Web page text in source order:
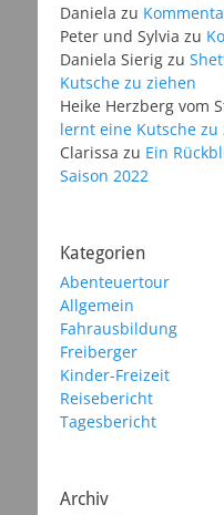
Daniela zu
Peter und Sylvia zu
Daniela Sierig zu
Kutsche zu ziehen
Heike Herzberg vom
lernt eine Kutsche zu
Clarissa zu Ein
Saison 2022
Kategorien
Abenteuertour
Allgemein
Fahrausbildung
Freiberger
Kinder-Freizeit
Reisebericht
Tagesbericht
Archiv